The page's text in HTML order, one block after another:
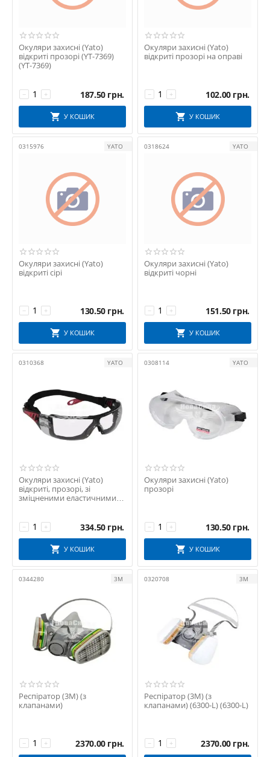
Окуляри захисні (Yato)
відкриті прозорі (YT-7369)
(YT-7369)
+
− 187.50 грн.
У КОШИК
Окуляри захисні (Yato)
відкриті прозорі на оправі
+
− 102.00 грн.
У КОШИК
0315976 YATO
Окуляри захисні (Yato)
відкриті сірі
+
− 130.50 грн.
У КОШИК
0318624 YATO
Окуляри захисні (Yato)
відкриті чорні
+
− 151.50 грн.
У КОШИК
0310368 YATO
Окуляри захисні (Yato)
відкриті, прозорі, зі
зміцненими еластичними
+
− 334.50 грн.
У КОШИК
0308114 YATO
Окуляри захисні (Yato)
прозорі
+
− 130.50 грн.
У КОШИК
0344280 3M
Респіратор (3M) (з
клапанами)
+
− 2370.00 грн.
0320708 3M
Респіратор (3M) (з
клапанами) (6300-L) (6300-L)
+
− 2370.00 грн.